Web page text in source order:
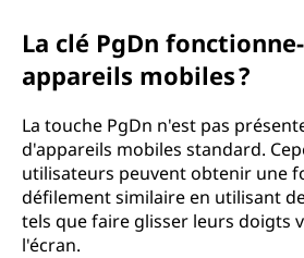
La clé PgDn
appareils mobiles ?
La touche PgDn n'est pas
d'appareils mobiles standard.
utilisateurs peuvent obtenir une
défilement similaire en utilisant
tels que faire glisser leurs doigts
l'écran.